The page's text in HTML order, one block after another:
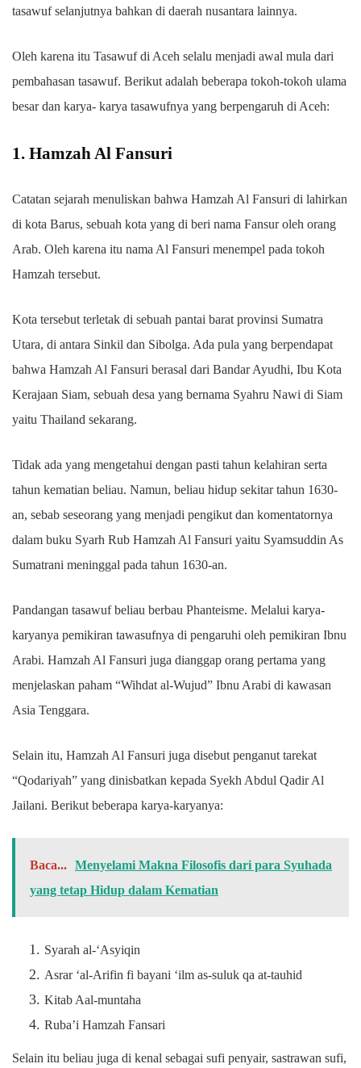
tasawuf selanjutnya bahkan di daerah nusantara lainnya.
Oleh karena itu Tasawuf di Aceh selalu menjadi awal mula dari
pembahasan tasawuf. Berikut adalah beberapa tokoh-tokoh ulama
besar dan karya- karya tasawufnya yang berpengaruh di Aceh:
1. Hamzah Al Fansuri
Catatan sejarah menuliskan bahwa Hamzah Al Fansuri di lahirkan
di kota Barus, sebuah kota yang di beri nama Fansur oleh orang
Arab. Oleh karena itu nama Al Fansuri menempel pada tokoh
Hamzah tersebut.
Kota tersebut terletak di sebuah pantai barat provinsi Sumatra
Utara, di antara Sinkil dan Sibolga. Ada pula yang berpendapat
bahwa Hamzah Al Fansuri berasal dari Bandar Ayudhi, Ibu Kota
Kerajaan Siam, sebuah desa yang bernama Syahru Nawi di Siam
yaitu Thailand sekarang.
Tidak ada yang mengetahui dengan pasti tahun kelahiran serta
tahun kematian beliau. Namun, beliau hidup sekitar tahun 1630-
an, sebab seseorang yang menjadi pengikut dan komentatornya
dalam buku Syarh Rub Hamzah Al Fansuri yaitu Syamsuddin As
Sumatrani meninggal pada tahun 1630-an.
Pandangan tasawuf beliau berbau Phanteisme. Melalui karya-
karyanya pemikiran tawasufnya di pengaruhi oleh pemikiran Ibnu
Arabi. Hamzah Al Fansuri juga dianggap orang pertama yang
menjelaskan paham “Wihdat al-Wujud” Ibnu Arabi di kawasan
Asia Tenggara.
Selain itu, Hamzah Al Fansuri juga disebut penganut tarekat
“Qodariyah” yang dinisbatkan kepada Syekh Abdul Qadir Al
Jailani. Berikut beberapa karya-karyanya:
Baca... Menyelami Makna Filosofis dari para Syuhada
yang tetap Hidup dalam Kematian
Syarah al-‘Asyiqin
Asrar ‘al-Arifin fi bayani ‘ilm as-suluk qa at-tauhid
Kitab Aal-muntaha
Ruba’i Hamzah Fansari
Selain itu beliau juga di kenal sebagai sufi penyair, sastrawan sufi,